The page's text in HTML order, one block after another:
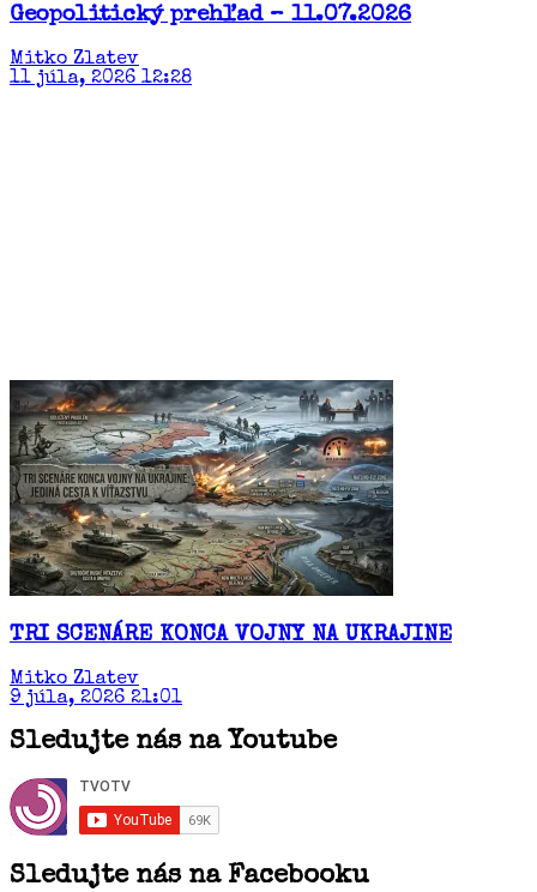
Geopolitický prehľad – 11.07.2026
Mitko Zlatev
11 júla, 2026 12:28
TRI SCENÁRE KONCA VOJNY NA UKRAJINE
Mitko Zlatev
9 júla, 2026 21:01
Sledujte nás na Youtube
Sledujte nás na Facebooku